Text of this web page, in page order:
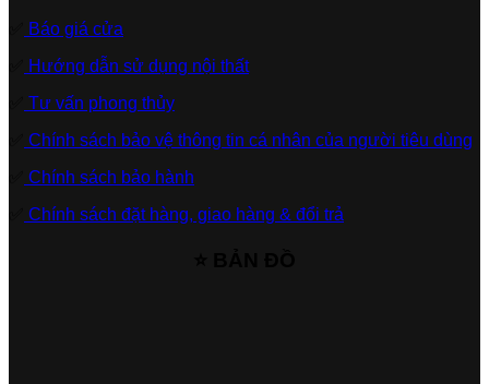
Báo giá cửa
Hướng dẫn sử dụng nội thất
Tư vấn phong thủy
Chính sách bảo vệ thông tin cá nhân của người tiêu dùng
Chính sách bảo hành
Chính sách đặt hàng, giao hàng & đổi trả